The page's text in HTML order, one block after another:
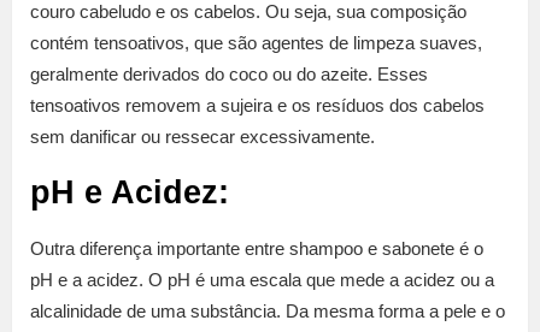
couro cabeludo e os cabelos. Ou seja, sua composição
contém tensoativos, que são agentes de limpeza suaves,
geralmente derivados do coco ou do azeite. Esses
tensoativos removem a sujeira e os resíduos dos cabelos
sem danificar ou ressecar excessivamente.
pH e Acidez:
Outra diferença importante entre shampoo e sabonete é o
pH e a acidez. O pH é uma escala que mede a acidez ou a
alcalinidade de uma substância. Da mesma forma a pele e o